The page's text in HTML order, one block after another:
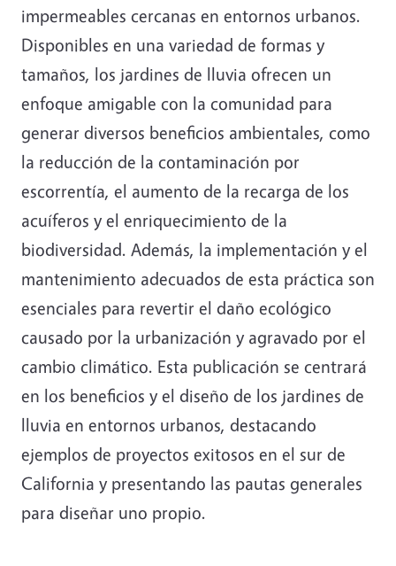
impermeables cercanas en entornos urbanos.
Disponibles en una variedad de formas y
tamaños, los jardines de lluvia ofrecen un
enfoque amigable con la comunidad para
generar diversos beneficios ambientales, como
la reducción de la contaminación por
escorrentía, el aumento de la recarga de los
acuíferos y el enriquecimiento de la
biodiversidad. Además, la implementación y el
mantenimiento adecuados de esta práctica son
esenciales para revertir el daño ecológico
causado por la urbanización y agravado por el
cambio climático. Esta publicación se centrará
en los beneficios y el diseño de los jardines de
lluvia en entornos urbanos, destacando
ejemplos de proyectos exitosos en el sur de
California y presentando las pautas generales
para diseñar uno propio.